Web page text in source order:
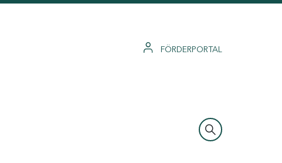
FÖRDERPORTAL